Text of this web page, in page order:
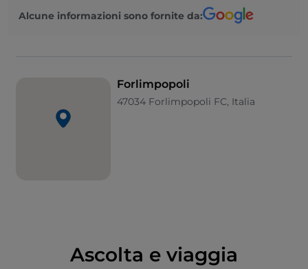
Alcune informazioni sono fornite da:
Forlimpopoli
47034 Forlimpopoli FC, Italia
Ascolta e viaggia